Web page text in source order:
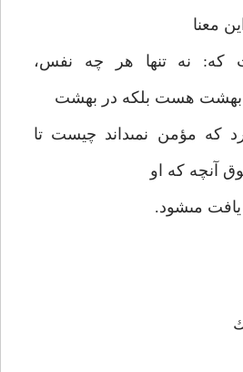
معنا
كه: نه تنها هر چه نفس،
بهشت هست بلكه در بهشت
كه مؤمن نمى‏داند چيست تا
آنچه كه او
مى‏شود.